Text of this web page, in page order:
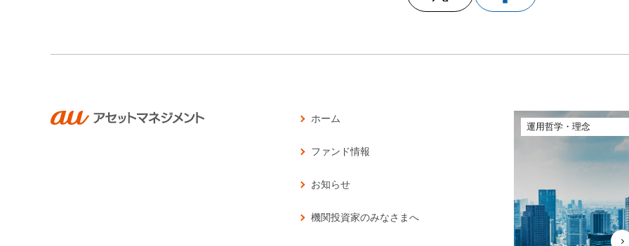
ホーム
ファンド情報
お知らせ
機関投資家のみなさまへ
運用哲学・理念